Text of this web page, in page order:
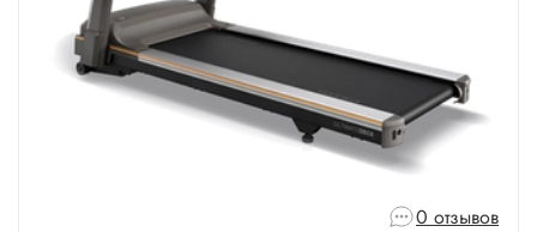
0 отзывов